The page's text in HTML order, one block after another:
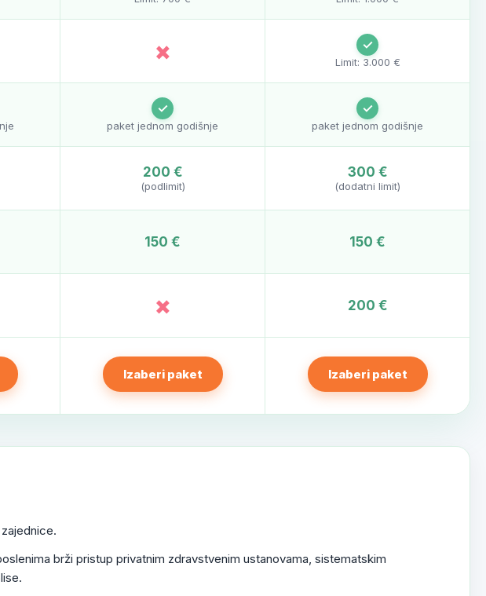
× ✓
Limit: 3.000 €
✓
paket jednom godišnje
✓
paket jednom godišnje
200 €
(podlimit)
300 €
(dodatni limit)
150 € 150 €
× 200 €
Izaberi paket Izaberi paket
brži pristup privatnim zdravstvenim ustanovama, sistematskim